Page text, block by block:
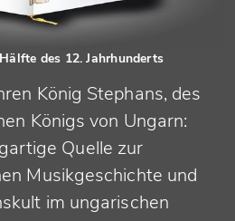
des 12. Jahrhunderts
König Stephans, des
Königs von Ungarn:
Quelle zur
Musikgeschichte und
im ungarischen